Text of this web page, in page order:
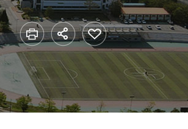
전화번호
현황
현황
학군단
부설병원
법인·기타단체
교외장학금
근로장학금
학자금대출
관리 대학생활 가이드